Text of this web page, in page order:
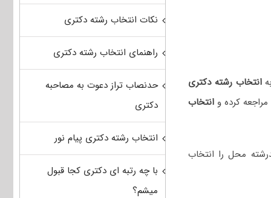
انتخاب رشته دکتری
کرده وانتخاب
می‌تواند حداکثر ۵۰ کدرشته محل را انتخاب
نکات انتخاب رشته دکتری
راهنمای انتخاب رشته دکتری
حدنصاب تراز دعوت به مصاحبه
دکتری
انتخاب رشته دکتری پیام نور
با چه رتبه ای دکتری کجا قبول
میشم؟